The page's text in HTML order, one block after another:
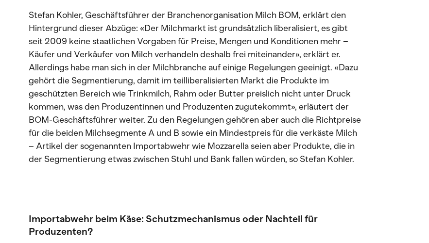
Stefan Kohler, Geschäftsführer der Branchenorganisation Milch BOM, erklärt den
Hintergrund dieser Abzüge: «Der Milchmarkt ist grundsätzlich liberalisiert, es gibt
seit 2009 keine staatlichen Vorgaben für Preise, Mengen und Konditionen mehr –
Käufer und Verkäufer von Milch verhandeln deshalb frei miteinander», erklärt er.
Allerdings habe man sich in der Milchbranche auf einige Regelungen geeinigt. «Dazu
gehört die Segmentierung, damit im teilliberalisierten Markt die Produkte im
geschützten Bereich wie Trinkmilch, Rahm oder Butter preislich nicht unter Druck
kommen, was den Produzentinnen und Produzenten zugutekommt», erläutert der
BOM-Geschäftsführer weiter. Zu den Regelungen gehören aber auch die Richtpreise
für die beiden Milchsegmente A und B sowie ein Mindestpreis für die verkäste Milch
– Artikel der sogenannten Importabwehr wie Mozzarella seien aber Produkte, die in
der Segmentierung etwas zwischen Stuhl und Bank fallen würden, so Stefan Kohler.
Importabwehr beim Käse: Schutzmechanismus oder Nachteil für
Produzenten?